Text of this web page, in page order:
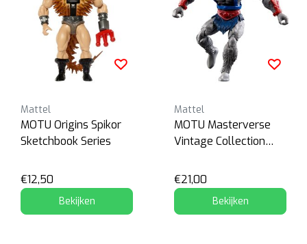
Mattel
MOTU Origins Spikor
Sketchbook Series
€12,50
Bekijken
Mattel
MOTU Masterverse
Vintage Collection
€21,00
Bekijken